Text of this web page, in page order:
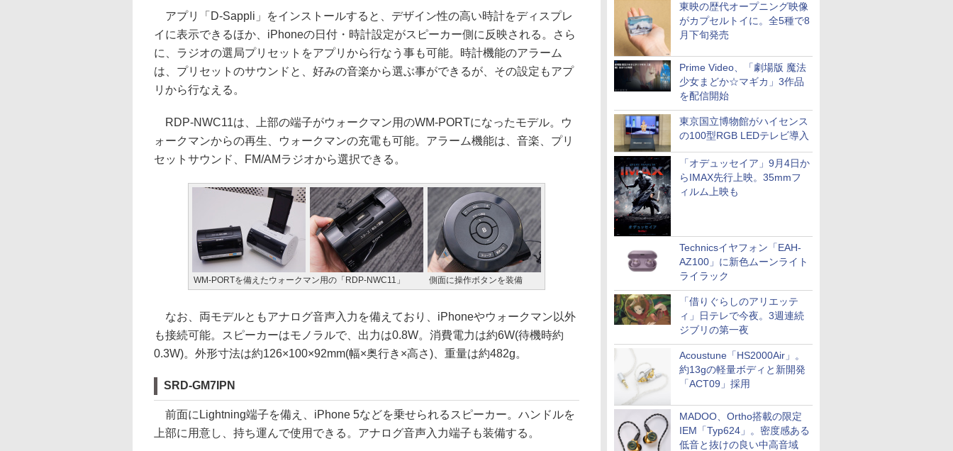
東映の歴代オープニング映像
がカプセルトイに。全5種で8
月下旬発売
Prime Video、「劇場版 魔法
少女まどか☆マギカ」3作品
を配信開始
東京国立博物館がハイセンス
の100型RGB LEDテレビ導入
「オデュッセイア」9月4日か
らIMAX先行上映。35mmフ
ィルム上映も
Technicsイヤフォン「EAH-
AZ100」に新色ムーンライト
ライラック
「借りぐらしのアリエッテ
ィ」日テレで今夜。3週連続
ジブリの第一夜
Acoustune「HS2000Air」。
約13gの軽量ボディと新開発
「ACT09」採用
MADOO、Ortho搭載の限定
IEM「Typ624」。密度感ある
低音と抜けの良い中高音域
アプリ「D-Sappli」をインストールすると、デザイン性の高い時計をディスプレ
イに表示できるほか、iPhoneの日付・時計設定がスピーカー側に反映される。さら
に、ラジオの選局プリセットをアプリから行なう事も可能。時計機能のアラーム
は、プリセットのサウンドと、好みの音楽から選ぶ事ができるが、その設定もアプ
リから行なえる。
RDP-NWC11は、上部の端子がウォークマン用のWM-PORTになったモデル。ウ
ォークマンからの再生、ウォークマンの充電も可能。アラーム機能は、音楽、プリ
セットサウンド、FM/AMラジオから選択できる。
WM-PORTを備えたウォークマン用の「RDP-NWC11」 側面に操作ボタンを装備
なお、両モデルともアナログ音声入力を備えており、iPhoneやウォークマン以外
も接続可能。スピーカーはモノラルで、出力は0.8W。消費電力は約6W(待機時約
0.3W)。外形寸法は約126×100×92mm(幅×奥行き×高さ)、重量は約482g。
SRD-GM7IPN
前面にLightning端子を備え、iPhone 5などを乗せられるスピーカー。ハンドルを
上部に用意し、持ち運んで使用できる。アナログ音声入力端子も装備する。